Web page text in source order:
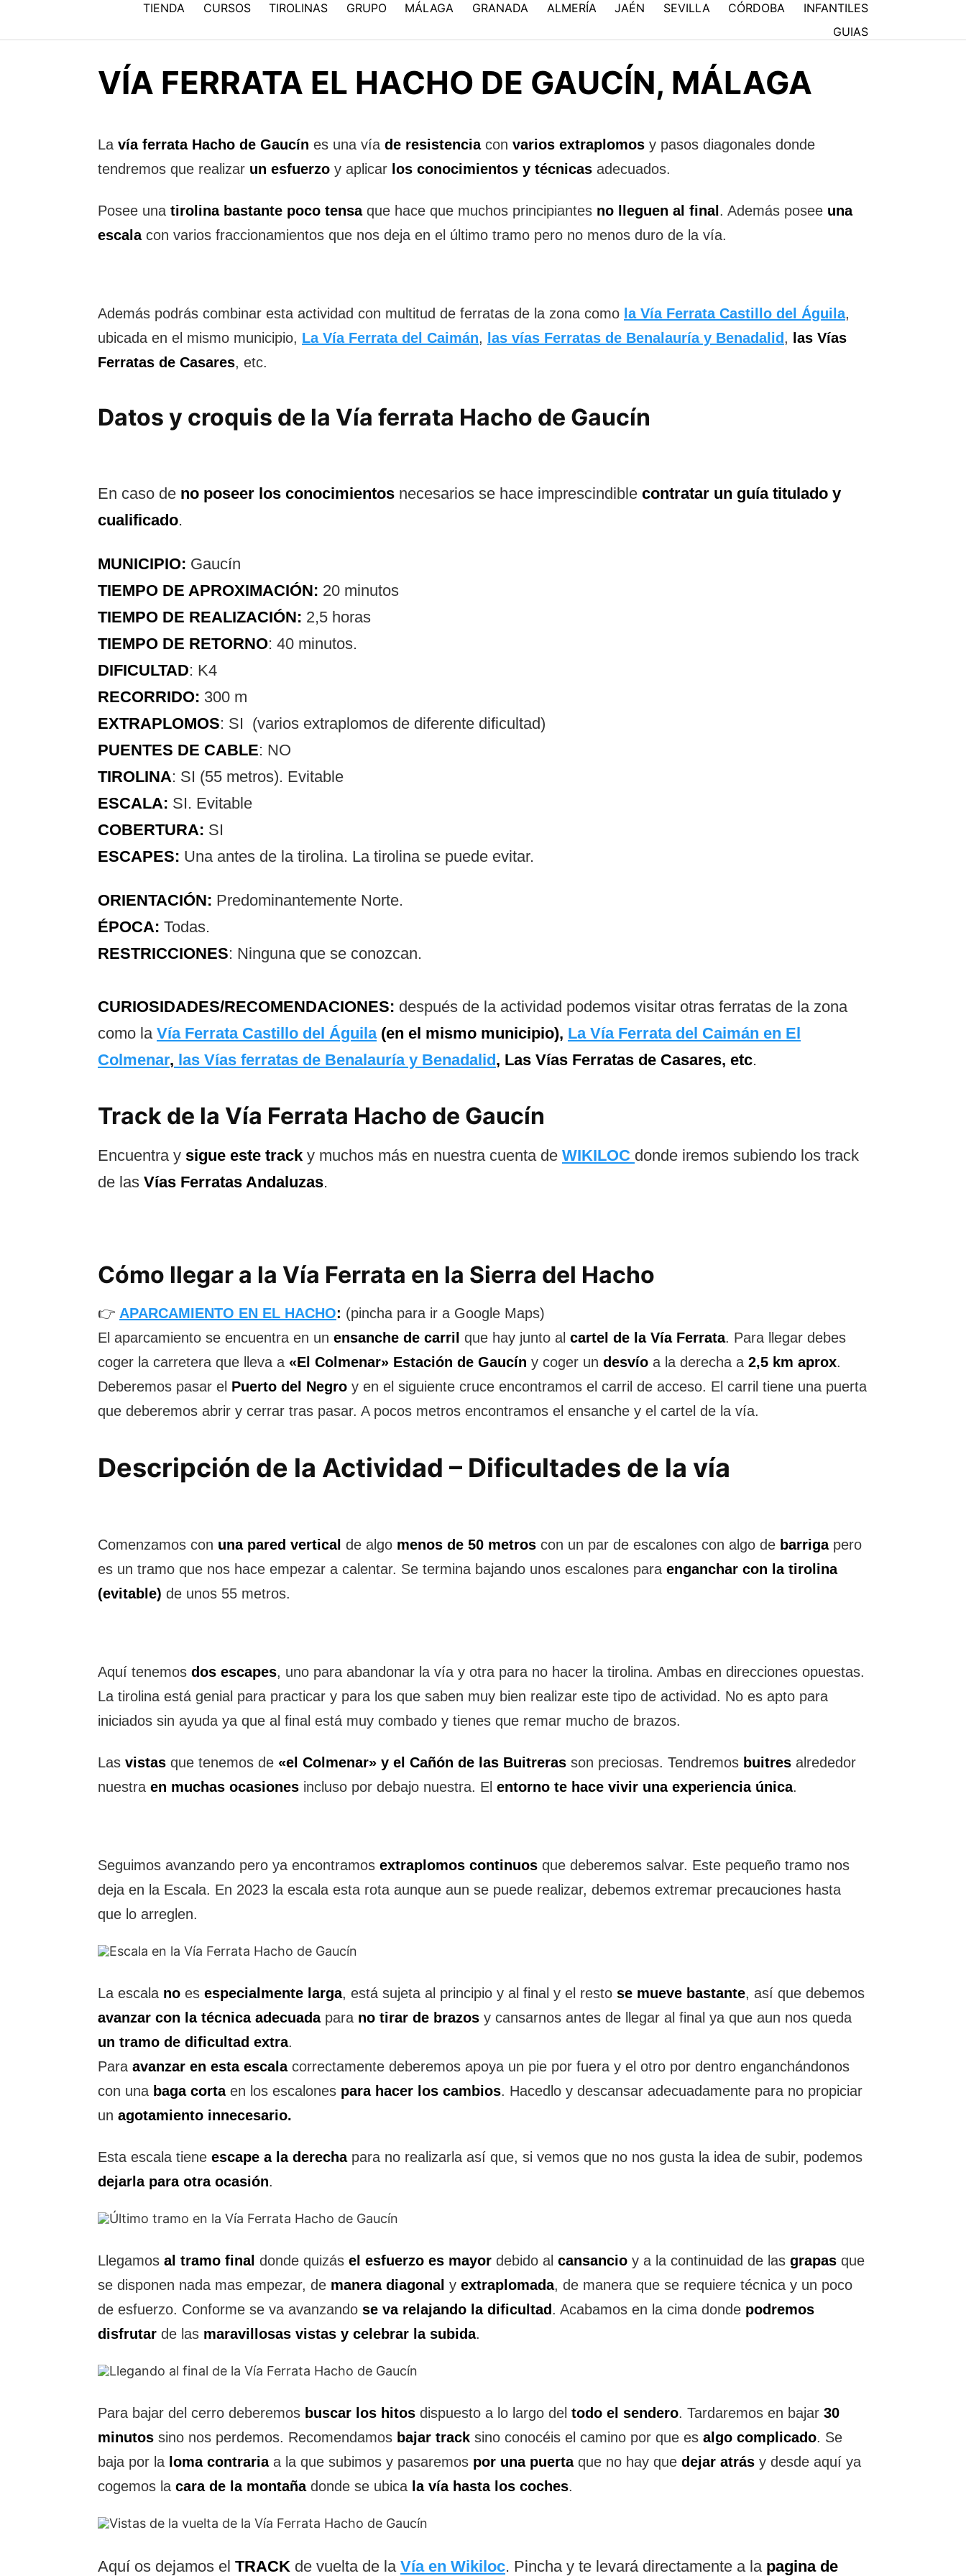
TIENDA CURSOS TIROLINAS GRUPO MÁLAGA GRANADA ALMERÍA JAÉN SEVILLA CÓRDOBA
INFANTILES
GUIAS
VÍA FERRATA EL HACHO DE GAUCÍN, MÁLAGA
La vía ferrata Hacho de Gaucín es una vía de resistenciacon varios extraplomos y pasos diagonales donde
tendremos que realizar un esfuerzo y aplicar los conocimientos y técnicas adecuados.
Posee una tirolina bastante poco tensaque hace que muchos principiantes no lleguen al final . Además posee una
escalacon varios fraccionamientos que nos deja en el último tramo pero no menos duro de la vía.
Además podrás combinar esta actividad con multitud de ferratas de la zona como la Vía Ferrata Castillo del Águila,
ubicada en el mismo municipio, La Vía Ferrata del Caimán, las vías Ferratas de Benalauría y Benadalid , las Vías
Ferratas de Casares, etc.
Datos y croquis de la Vía ferrata Hacho de Gaucín
En caso de no poseer los conocimientos necesarios se hace imprescindible contratar un guía titulado y
cualificado.
MUNICIPIO: Gaucín
TIEMPO DE APROXIMACIÓN: 20 minutos
TIEMPO DE REALIZACIÓN: 2,5 horas
TIEMPO DE RETORNO: 40 minutos.
DIFICULTAD: K4
RECORRIDO: 300 m
EXTRAPLOMOS: SI (varios extraplomos de diferente dificultad)
PUENTES DE CABLE: NO
TIROLINA: SI (55 metros). Evitable
ESCALA: SI. Evitable
COBERTURA: SI
ESCAPES: Una antes de la tirolina. La tirolina se puede evitar.
ORIENTACIÓN: Predominantemente Norte.
ÉPOCA: Todas.
RESTRICCIONES: Ninguna que se conozcan.
CURIOSIDADES/RECOMENDACIONES: después de la actividad podemos visitar otras ferratas de la zona
como la Vía Ferrata Castillo del Águila(en el mismo municipio), La Vía Ferrata del Caimán en El
Colmenar, las Vías ferratas de Benalauría y Benadalid, Las Vías Ferratas de Casares, etc.
Track de la Vía Ferrata Hacho de Gaucín
Encuentra y sigue este track y muchos más en nuestra cuenta de WIKILOC donde iremos subiendo los track
de las Vías Ferratas Andaluzas.
Cómo llegar a la Vía Ferrata en la Sierra del Hacho
👉 APARCAMIENTO EN EL HACHO: (pincha para ir a Google Maps)
El aparcamiento se encuentra en un ensanche de carril que hay junto al cartel de la Vía Ferrata. Para llegar debes
coger la carretera que lleva a «El Colmenar» Estación de Gaucín y coger un desvío a la derecha a 2,5 km aprox.
Deberemos pasar el Puerto del Negro y en el siguiente cruce encontramos el carril de acceso. El carril tiene una puerta
que deberemos abrir y cerrar tras pasar. A pocos metros encontramos el ensanche y el cartel de la vía.
Descripción de la Actividad – Dificultades de la vía
Comenzamos con una pared vertical de algo menos de 50 metros con un par de escalones con algo de barrigapero
es un tramo que nos hace empezar a calentar. Se termina bajando unos escalones para enganchar con la tirolina
(evitable) de unos 55 metros.
Aquí tenemos dos escapes, uno para abandonar la vía y otra para no hacer la tirolina. Ambas en direcciones opuestas.
La tirolina está genial para practicar y para los que saben muy bien realizar este tipo de actividad. No es apto para
iniciados sin ayuda ya que al final está muy combado y tienes que remar mucho de brazos.
Las vistas que tenemos de «el Colmenar» y el Cañón de las Buitreras son preciosas. Tendremos buitres alrededor
nuestra en muchas ocasiones incluso por debajo nuestra. El entorno te hace vivir una experiencia única.
Seguimos avanzando pero ya encontramos extraplomos continuos que deberemos salvar. Este pequeño tramo nos
deja en la Escala. En 2023 la escala esta rota aunque aun se puede realizar, debemos extremar precauciones hasta
que lo arreglen.
La escala no es especialmente larga, está sujeta al principio y al final y el resto se mueve bastante, así que debemos
avanzar con la técnica adecuadapara no tirar de brazos y cansarnos antes de llegar al final ya que aun nos queda
un tramo de dificultad extra.
Para avanzar en esta escalacorrectamente deberemos apoya un pie por fuera y el otro por dentro enganchándonos
con una baga corta en los escalones para hacer los cambios. Hacedlo y descansar adecuadamente para no propiciar
un agotamiento innecesario.
Esta escala tiene escape a la derechapara no realizarla así que, si vemos que no nos gusta la idea de subir, podemos
dejarla para otra ocasión.
Llegamos al tramo final donde quizás el esfuerzo es mayor debido al cansancio y a la continuidad de las grapas que
se disponen nada mas empezar, de manera diagonal y extraplomada, de manera que se requiere técnica y un poco
de esfuerzo. Conforme se va avanzando se va relajando la dificultad. Acabamos en la cima donde podremos
disfrutar de las maravillosas vistas y celebrar la subida.
Para bajar del cerro deberemos buscar los hitos dispuesto a lo largo del todo el sendero. Tardaremos en bajar 30
minutos sino nos perdemos. Recomendamos bajar track sino conocéis el camino por que es algo complicado. Se
baja por la loma contrariaa la que subimos y pasaremos por una puertaque no hay que dejar atrás y desde aquí ya
cogemos la cara de la montañadonde se ubica la vía hasta los coches.
Aquí os dejamos el TRACK de vuelta de la Vía en Wikiloc. Pincha y te levará directamente a la pagina de